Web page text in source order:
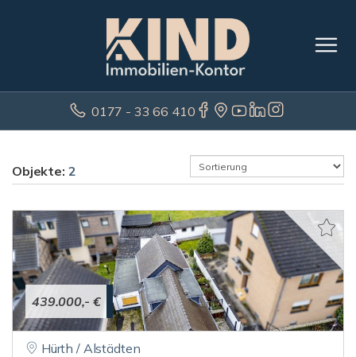
0177 - 33 66 410
Objekte: 2
439.000,- €
Hürth / Alstädten